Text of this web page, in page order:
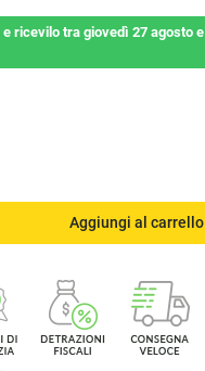
e ricevilo tra giovedì 27 agostoe
Aggiungi al carrello